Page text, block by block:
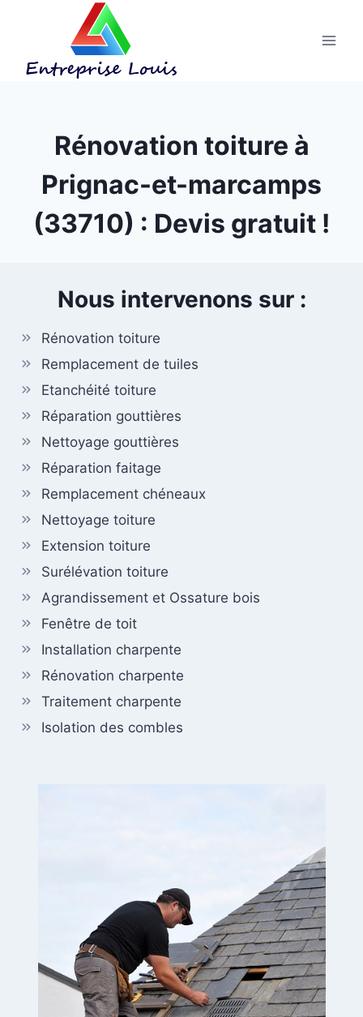
Rénovation toiture à
Prignac-et-marcamps
(33710) : Devis gratuit !
Nous intervenons sur :
Rénovation toiture
Remplacement de tuiles
Etanchéité toiture
Réparation gouttières
Nettoyage gouttières
Réparation faitage
Remplacement chéneaux
Nettoyage toiture
Extension toiture
Surélévation toiture
Agrandissement et Ossature bois
Fenêtre de toit
Installation charpente
Rénovation charpente
Traitement charpente
Isolation des combles